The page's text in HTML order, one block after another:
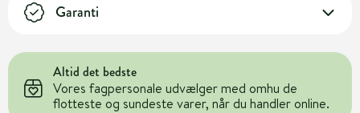
Garanti
Altid det bedste
Vores fagpersonale udvælger med omhu de
flotteste og sundeste varer, når du handler online.